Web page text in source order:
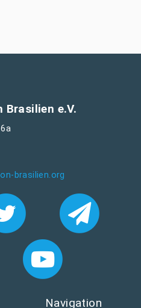
Brasilien e.V.
brasilien.org
Navigation